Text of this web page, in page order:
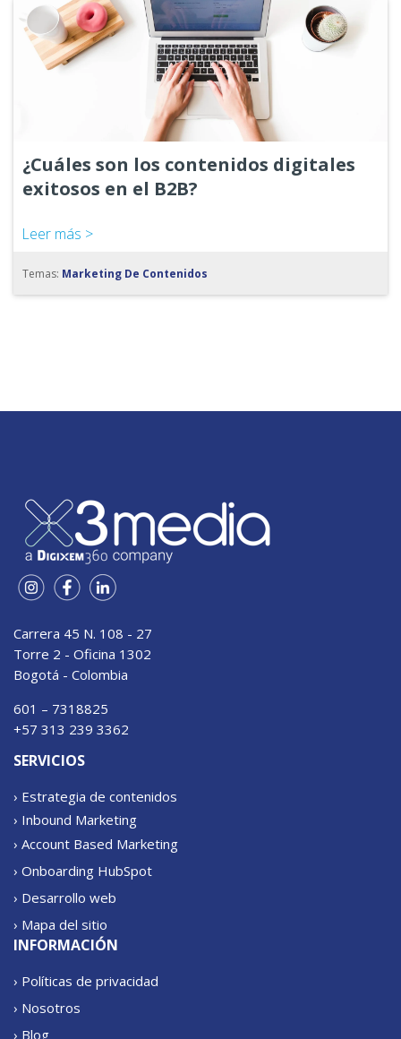
¿Cuáles son los contenidos digitales
exitosos en el B2B?
Leer más >
Temas: Marketing De Contenidos
Carrera 45 N. 108 - 27
Torre 2 - Oficina 1302
Bogotá - Colombia
601 – 7318825
+57 313 239 3362
SERVICIOS
› Estrategia de contenidos
› Inbound Marketing
› Account Based Marketing
› Onboarding HubSpot
› Desarrollo web
› Mapa del sitio
INFORMACIÓN
› Políticas de privacidad
› Nosotros
› Blog